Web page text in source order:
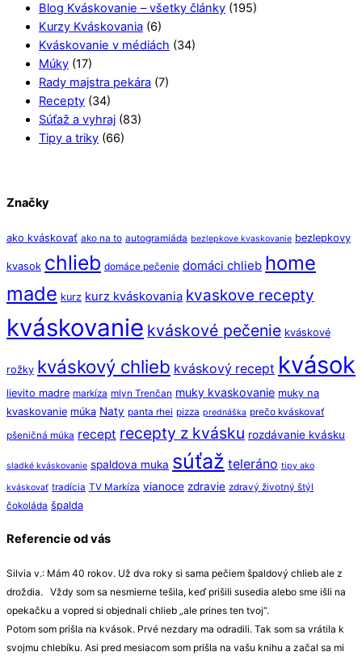
Blog Kváskovanie – všetky články (195)
Kurzy Kváskovania (6)
Kváskovanie v médiách (34)
Múky (17)
Rady majstra pekára (7)
Recepty (34)
Súťaž a vyhraj (83)
Tipy a triky (66)
Značky
ako kváskovať ako na to autogramiáda bezlepkove kvaskovanie bezlepkovy
kvasok chlieb domáce pečenie domáci chlieb home
made kurz kurz kváskovania kvaskove recepty
kváskovanie kváskové pečenie kváskové
rožky kváskový chlieb kváskový recept kvások
lievito madre markíza mlyn Trenčan muky kvaskovanie muky na
kvaskovanie múka Naty panta rhei pizza prednáška prečo kváskovať
pšeničná múka recept recepty z kvásku rozdávanie kvásku
sladké kváskovanie spaldova muka súťaž teleráno tipy ako
kváskovať tradícia TV Markíza vianoce zdravie zdravý životný štýl
čokoláda špalda
Referencie od vás
Silvia v.: Mám 40 rokov. Už dva roky si sama pečiem špaldový chlieb ale z
droždia. Vždy som sa nesmierne tešila, keď prišili susedia alebo sme išli na
opekačku a vopred si objednali chlieb „ale prines ten tvoj“.
Potom som prišla na kvások. Prvé nezdary ma odradili. Tak som sa vrátila k
svojmu chlebíku. Asi pred mesiacom som prišla na vašu knihu a začal sa mi